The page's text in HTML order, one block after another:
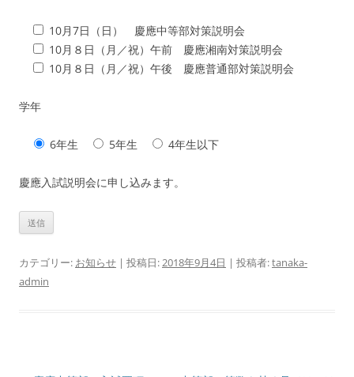
10月7日（日） 慶應中等部対策説明会
10月８日（月／祝）午前 慶應湘南対策説明会
10月８日（月／祝）午後 慶應普通部対策説明会
学年
6年生 5年生 4年生以下
慶應入試説明会に申し込みます。
カテゴリー: お知らせ | 投稿日:2018年9月4日 | 投稿者:tanaka-
admin